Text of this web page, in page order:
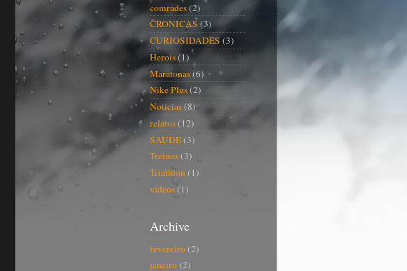
comrades(2)
CRONICAS(3)
CURIOSIDADES(3)
Herois(1)
Maratonas(6)
Nike Plus(2)
Noticias(8)
relatos(12)
SAUDE(3)
Treinos(3)
Triathlon (1)
videos(1)
Archive
fevereiro(2)
janeiro(2)